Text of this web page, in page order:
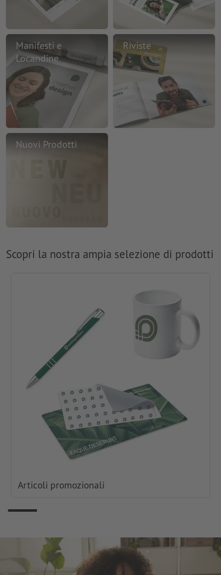
Manifesti e
Locandine
Riviste
Nuovi Prodotti
Scopri la nostra ampia selezione di prodotti
Articoli promozionali